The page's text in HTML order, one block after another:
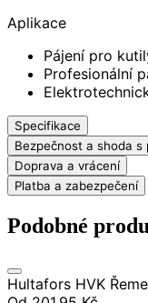
Aplikace
Pájení pro
Profesionální
Specifikace
Bezpečnost a shoda s
Doprava a vrácení
Platba a zabezpečení
Podobné
Hultafors HVK